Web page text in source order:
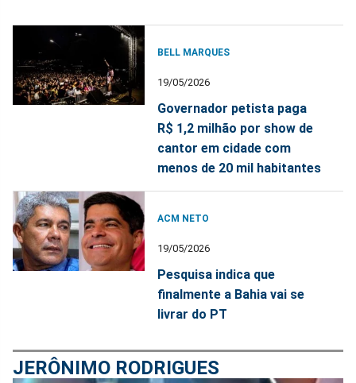
BELL MARQUES
19/05/2026
Governador petista paga
R$ 1,2 milhão por show de
cantor em cidade com
menos de 20 mil habitantes
ACM NETO
19/05/2026
Pesquisa indica que
finalmente a Bahia vai se
livrar do PT
JERÔNIMO RODRIGUES